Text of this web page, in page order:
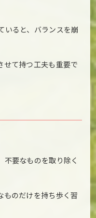
いると、バランスを崩
せて持つ工夫も重要で
不要なものを取り除く
ものだけを持ち歩く習